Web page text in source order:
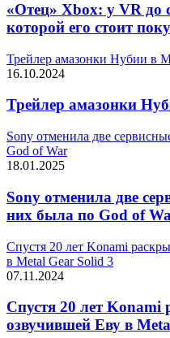
«Отец» Xbox: у VR до
которой его стоит
Трейлер амазонки Нубии в
16.10.2024
Трейлер амазонки
Sony отменила две
God of War
18.01.2025
Sony отменила две
них была по God of
Спустя 20 лет Konami
в Metal Gear Solid 3
07.11.2024
Спустя 20 лет
озвучившей Еву в